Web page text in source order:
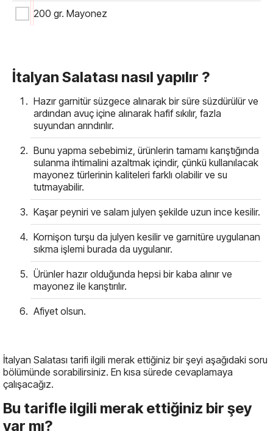
200 gr. Mayonez
İtalyan Salatası nasıl yapılır ?
Hazır garnitür süzgece alınarak bir süre süzdürülür ve
ardından avuç içine alınarak hafif sıkılır, fazla
suyundan arındırılır.
Bunu yapma sebebimiz, ürünlerin tamamı karıştığında
sulanma ihtimalini azaltmak içindir, çünkü kullanılacak
mayonez türlerinin kaliteleri farklı olabilir ve su
tutmayabilir.
Kaşar peyniri ve salam julyen şekilde uzun ince kesilir.
Kornişon turşu da julyen kesilir ve garnitüre uygulanan
sıkma işlemi burada da uygulanır.
Ürünler hazır olduğunda hepsi bir kaba alınır ve
mayonez ile karıştırılır.
Afiyet olsun.
İtalyan Salatası tarifi ilgili merak ettiğiniz bir şeyi aşağıdaki soru
bölümünde sorabilirsiniz. En kısa sürede cevaplamaya
çalışacağız.
Bu tarifle ilgili merak ettiğiniz bir şey
var mı?